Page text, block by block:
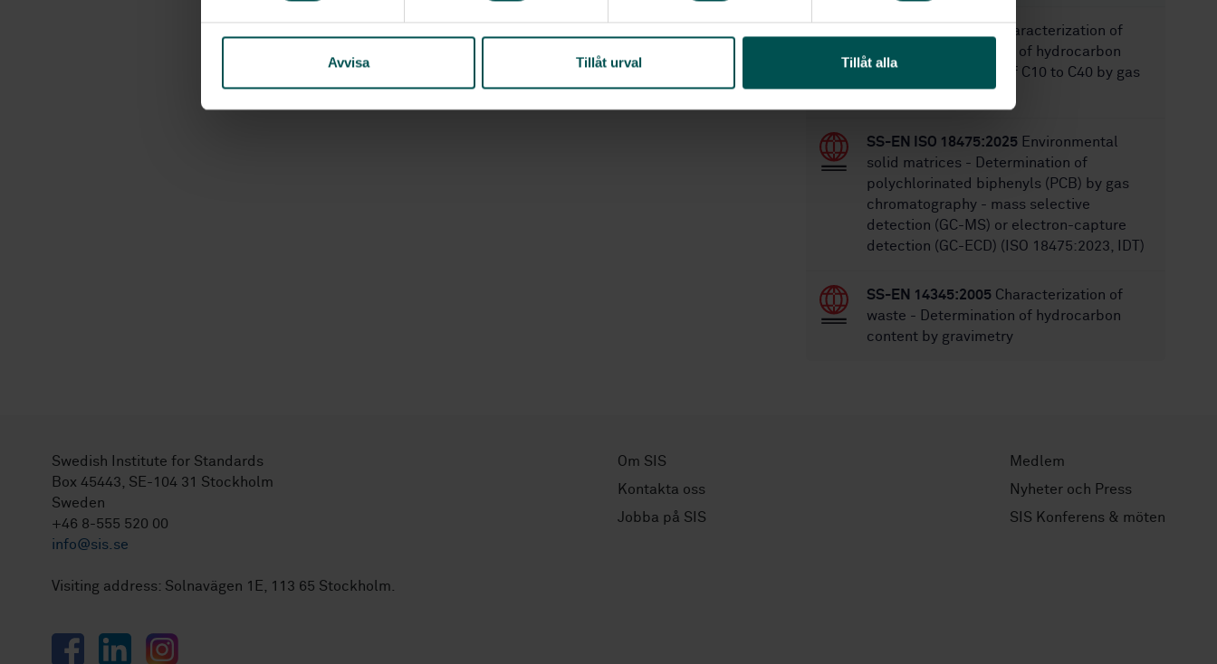
s
Avvisa Tillåt urval Tillåt alla
Characterization of
waste - Determination of hydrocarbon
content in the range of C10 to C40 by gas
chromatography
SS-EN ISO 18475:2025 Environmental
solid matrices - Determination of
polychlorinated biphenyls (PCB) by gas
chromatography - mass selective
detection (GC-MS) or electron-capture
detection (GC-ECD) (ISO 18475:2023, IDT)
SS-EN 14345:2005 Characterization of
waste - Determination of hydrocarbon
content by gravimetry
Swedish Institute for Standards
Box 45443, SE-104 31 Stockholm
Sweden
+46 8-555 520 00
info@sis.se
Visiting address: Solnavägen 1E, 113 65 Stockholm.
FacebookLinkedInInstagram
Om SIS
Kontakta oss
Jobba på SIS
Medlem
Nyheter och Press
SIS Konferens & möten